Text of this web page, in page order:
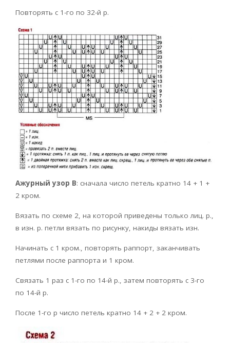
Повторять с 1-го по 32-й р.
Ажурный узор В: сначала число петель кратно 14 + 1 +
2 кром.
Вязать по схеме 2, на которой приведены только лиц. р.,
в изн. р. петли вязать по рисунку, накиды вязать изн.
Начинать с 1 кром., повторять раппорт, заканчивать
петлями после раппорта и 1 кром.
Связать 1 раз с 1-го по 14-й р., затем повторять с 3-го
по 14-й р.
После 1-го р число петель кратно 14 + 2 + 2 кром.